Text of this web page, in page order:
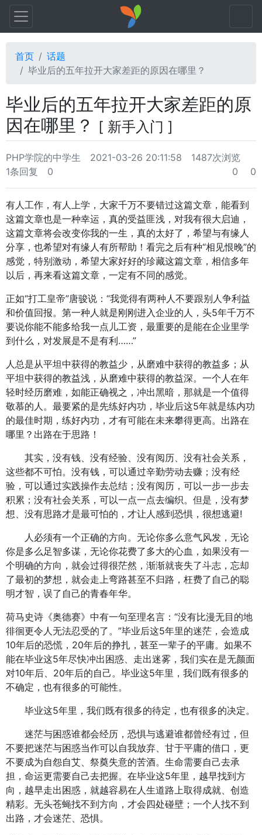
首页
话题
毕业后的五年拉开大家差距的原因在哪里？
毕业后的五年拉开大家差距的原
因在哪里？
[ 新手入门 ]
PHP学院的中学生 2021-03-26 20:11:58
1487次浏览
1条回复
0 0 0
有人工作，有人上学，大家千万不要错过这篇文章，能看到
这篇文章也是一种幸运，真的受益匪浅，对我有很大启迪，
这篇文章将会改变你我的一生，真的太好了，希望与有缘人
分享，也希望对有缘人有所帮助！看完之后有种“相见恨晚”的
感觉，特别激动，希望大家好好的珍藏这篇文章，相信多年
以后，再来看这篇文章，一定有不同的感觉。
正如“打工皇帝”唐骏说：“我觉得有两种人不要跟别人争利益
和价值回报。第一种人就是刚刚进入企业的人，头5年千万不
要说你能不能多给我一点儿工资，最重要的是能在企业里学
到什么，对发展是不是有利……”
人总是从平坦中获得的教益少，从磨难中获得的教益多；从
平坦中获得的教益浅，从磨难中获得的教益深。一个人在年
轻时经历磨难，如能正确视之，冲出黑暗，那就是一个值得
敬慕的人。最要紧的是先练好内功，毕业后这5年就是练内功
的最佳时期，练好内功，才有可能在未来攀得更高。出路在
哪里？出路在于思路！
其实，没有钱、没有经验、没有阅历、没有社会关系，
这些都不可怕。没有钱，可以通过辛勤劳动去赚；没有经
验，可以通过实践操作去总结；没有阅历，可以一步一步去
积累；没有社会关系，可以一点一点去编织。但是，没有梦
想、没有思路才是最可怕的，才让人感到恐惧，很想逃避!
人必须有一个正确的方向。无论你多么意气风发，无论
你是多么足智多谋，无论你花费了多大的心血，如果没有一
个明确的方向，就会过得很茫然，渐渐就丧失了斗志，忘却
了最初的梦想，就会走上弯路甚至不归路，枉费了自己的聪
明才智，误了自己的青春年华。
荷马史诗《奥德赛》中有一句至理名言：“没有比漫无目的地
徘徊更令人无法忍受的了。”毕业后这5年里的迷茫，会造成
10年后的恐慌，20年后的挣扎，甚至一辈子的平庸。如果不
能在毕业这5年尽快冲出困惑、走出迷雾，我们实在是无颜面
对10年后、20年后的自己。毕业这5年里，我们既有很多的
不确定，也有很多的可能性。
毕业这5年里，我们既有很多的待定，也有很多的决定。
迷茫与困惑谁都会经历，恐惧与逃避谁都曾经有过，但
不要把迷茫与困惑当作可以自我放弃、甘于平庸的借口，更
不要成为自怨自艾、祭奠失意的苦酒。生命需要自己去承
担，命运更需要自己去把握。在毕业这5年里，越早找到方
向，越早走出困惑，就越容易在人生道路上取得成就、创造
精彩。无头苍蝇找不到方向，才会四处碰壁；一个人找不到
出路，才会迷茫、恐惧。